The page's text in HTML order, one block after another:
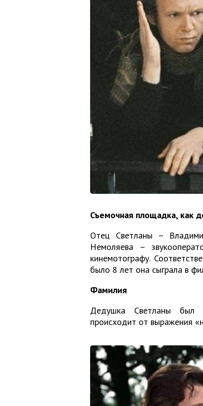
Съемочная площадка, как
Отец Светланы –
Немоляева –
кинемотографу.
было 8 лет она сыграла в
Фамилия
Дедушка Светланы был
происходит от выражения